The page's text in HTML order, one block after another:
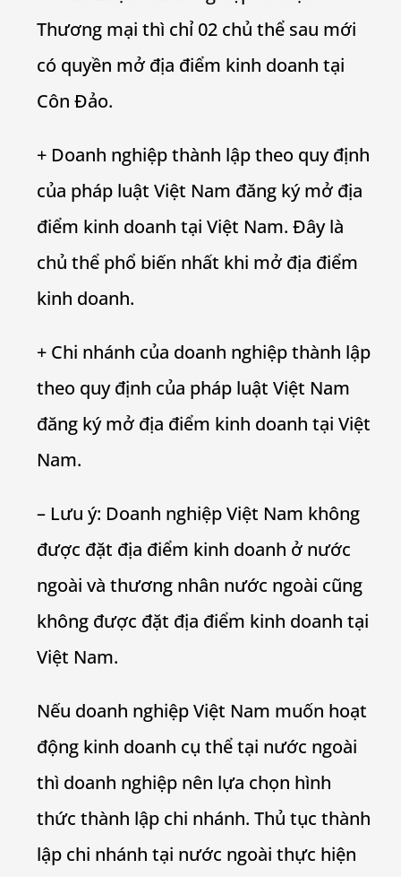
Thương mại thì chỉ 02 chủ thể sau mới
có quyền mở địa điểm kinh doanh tại
Côn Đảo.
+ Doanh nghiệp thành lập theo quy định
của pháp luật Việt Nam đăng ký mở địa
điểm kinh doanh tại Việt Nam. Đây là
chủ thể phổ biến nhất khi mở địa điểm
kinh doanh.
+ Chi nhánh của doanh nghiệp thành lập
theo quy định của pháp luật Việt Nam
đăng ký mở địa điểm kinh doanh tại Việt
Nam.
– Lưu ý: Doanh nghiệp Việt Nam không
được đặt địa điểm kinh doanh ở nước
ngoài và thương nhân nước ngoài cũng
không được đặt địa điểm kinh doanh tại
Việt Nam.
Nếu doanh nghiệp Việt Nam muốn hoạt
động kinh doanh cụ thể tại nước ngoài
thì doanh nghiệp nên lựa chọn hình
thức thành lập chi nhánh. Thủ tục thành
lập chi nhánh tại nước ngoài thực hiện